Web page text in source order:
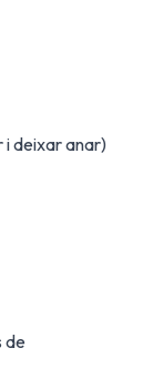
i deixar anar)
de